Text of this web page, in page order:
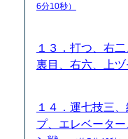
6分10秒）
１３．打つ、右
裏目、右六、上
１４．運七技三
プ、エレベータ